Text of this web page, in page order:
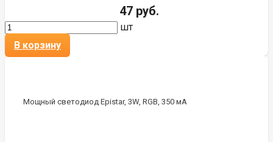
47 руб.
шт
В корзину
Мощный светодиод Epistar, 3W, RGB, 350 мА